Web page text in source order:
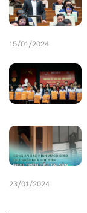
15/01/2024
23/01/2024